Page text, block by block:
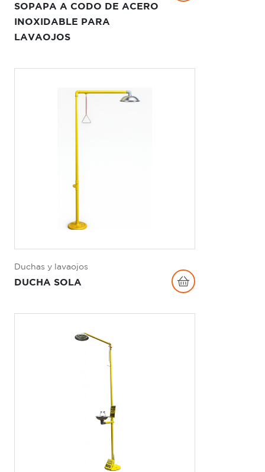
SOPAPA A CODO DE ACERO
INOXIDABLE PARA
LAVAOJOS
Duchas y lavaojos
DUCHA SOLA